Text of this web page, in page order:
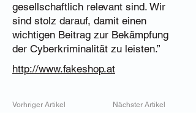
gesellschaftlich relevant sind. Wir
sind stolz darauf, damit einen
wichtigen Beitrag zur Bekämpfung
der Cyberkriminalität zu leisten.”
http://www.fakeshop.at
Vorhriger Artikel Nächster Artikel